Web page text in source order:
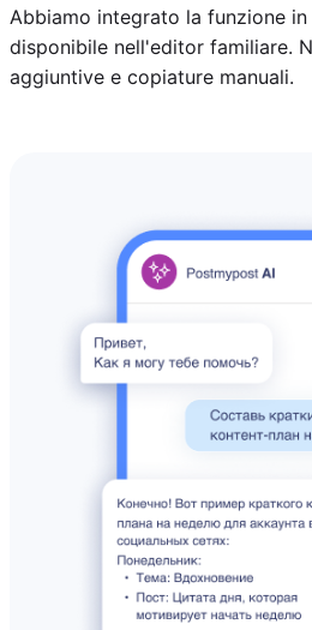
Abbiamo integrato la funzione
disponibile nell'editor familiare.
aggiuntive e copiature manuali.